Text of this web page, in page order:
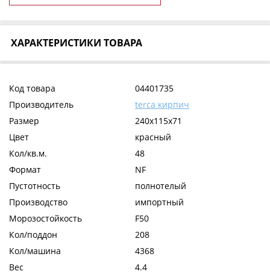
ХАРАКТЕРИСТИКИ ТОВАРА
Код товара
04401735
Производитель
terca кирпич
Размер
240x115x71
Цвет
красный
Кол/кв.м.
48
Формат
NF
Пустотность
полнотелый
Производство
импортный
Морозостойкость
F50
Кол/поддон
208
Кол/машина
4368
Вес
4.4